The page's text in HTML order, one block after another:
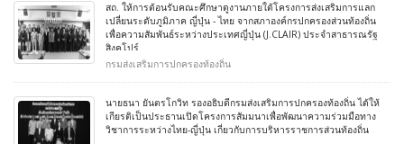
สถ. ให้การต้อนรับคณะศึกษาดูงานภายใต้โครงการส่งเสริมการแลก
เปลี่ยนระดับภูมิภาค ญี่ปุ่น - ไทย จากสภาองค์กรปกครองส่วนท้องถิ่น
เพื่อความสัมพันธ์ระหว่างประเทศญี่ปุ่น (J.CLAIR) ประจำสาธารณรัฐ
สิงคโปร์
กรมส่งเสริมการปกครองท้องถิ่น
นายธนา ยันตรโกวิท รองอธิบดีกรมส่งเสริมการปกครองท้องถิ่น ได้ให้
เกียรติเป็นประธานเปิดโครงการสัมมนาเพื่อพัฒนาความร่วมมือทาง
วิชาการระหว่างไทย-ญี่ปุ่น เกี่ยวกับการบริหารราชการส่วนท้องถิ่น